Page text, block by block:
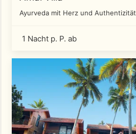
Ayurveda mit Herz und Authentizität
1 Nacht p. P. ab